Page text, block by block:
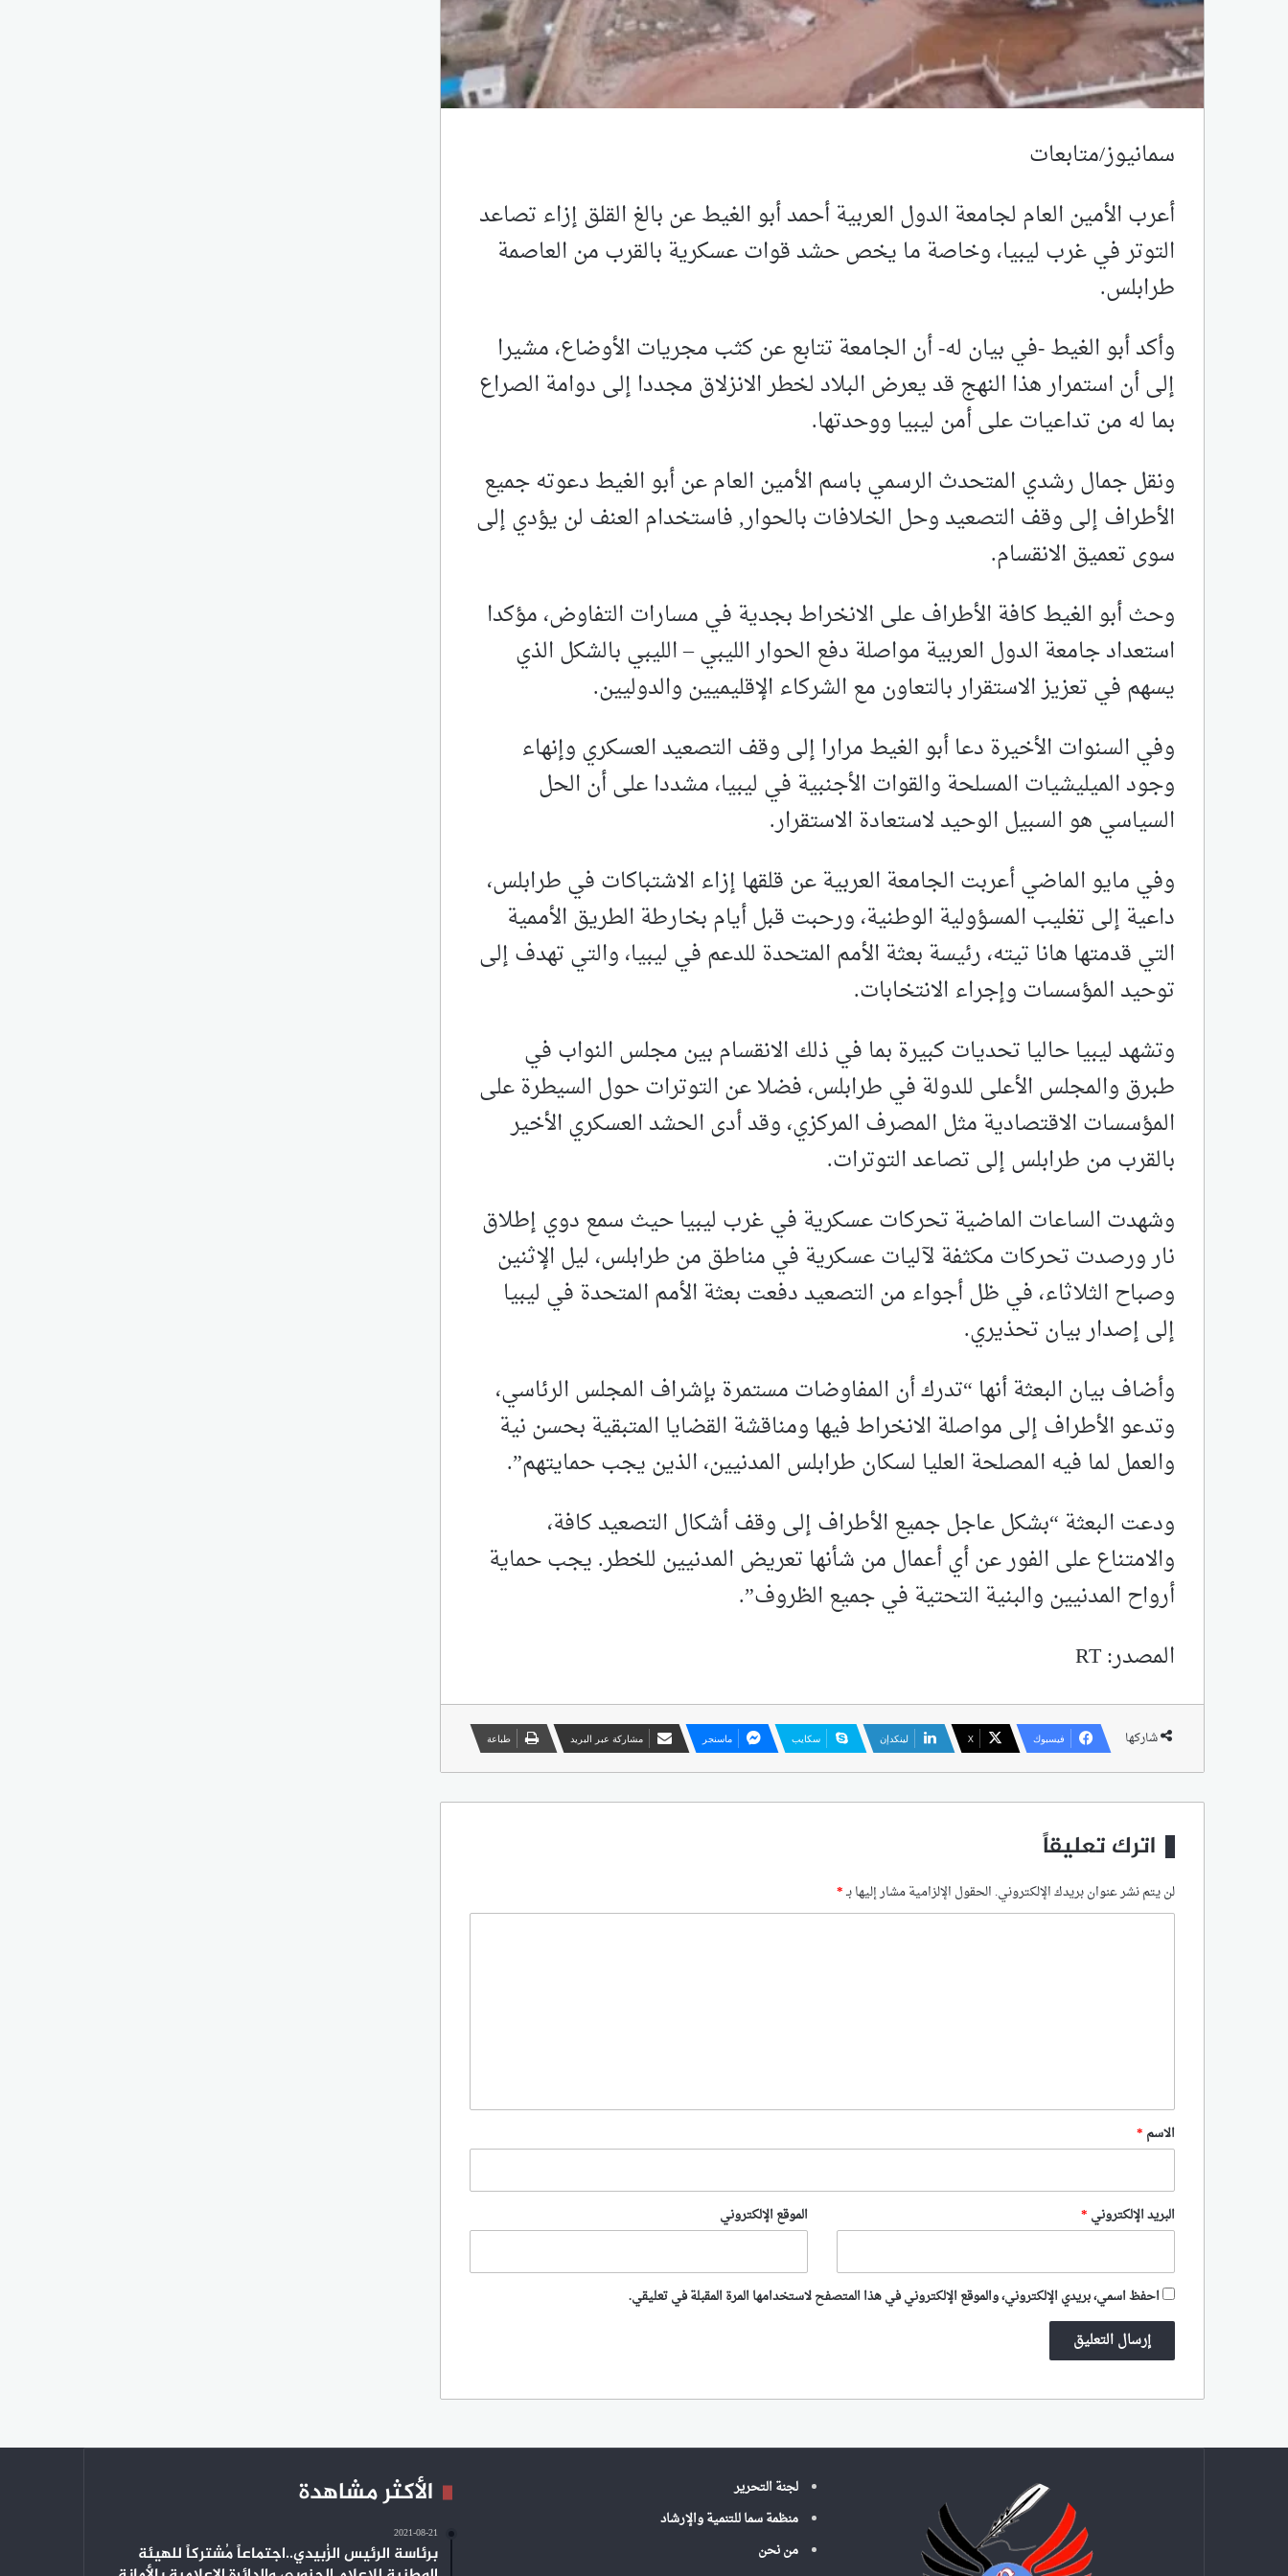
سمانيوز/متابعات
أعرب الأمين العام لجامعة الدول العربية أحمد أبو الغيط عن بالغ القلق إزاء تصاعد
التوتر في غرب ليبيا، وخاصة ما يخص حشد قوات عسكرية بالقرب من العاصمة
طرابلس.
وأكد أبو الغيط -في بيان له- أن الجامعة تتابع عن كثب مجريات الأوضاع، مشيرا
إلى أن استمرار هذا النهج قد يعرض البلاد لخطر الانزلاق مجددا إلى دوامة الصراع
بما له من تداعيات على أمن ليبيا ووحدتها.
ونقل جمال رشدي المتحدث الرسمي باسم الأمين العام عن أبو الغيط دعوته جميع
الأطراف إلى وقف التصعيد وحل الخلافات بالحوار, فاستخدام العنف لن يؤدي إلى
سوى تعميق الانقسام.
وحث أبو الغيط كافة الأطراف على الانخراط بجدية في مسارات التفاوض، مؤكدا
استعداد جامعة الدول العربية مواصلة دفع الحوار الليبي – الليبي بالشكل الذي
يسهم في تعزيز الاستقرار بالتعاون مع الشركاء الإقليميين والدوليين.
وفي السنوات الأخيرة دعا أبو الغيط مرارا إلى وقف التصعيد العسكري وإنهاء
وجود الميليشيات المسلحة والقوات الأجنبية في ليبيا، مشددا على أن الحل
السياسي هو السبيل الوحيد لاستعادة الاستقرار.
وفي مايو الماضي أعربت الجامعة العربية عن قلقها إزاء الاشتباكات في طرابلس،
داعية إلى تغليب المسؤولية الوطنية، ورحبت قبل أيام بخارطة الطريق الأممية
التي قدمتها هانا تيته، رئيسة بعثة الأمم المتحدة للدعم في ليبيا، والتي تهدف إلى
توحيد المؤسسات وإجراء الانتخابات.
وتشهد ليبيا حاليا تحديات كبيرة بما في ذلك الانقسام بين مجلس النواب في
طبرق والمجلس الأعلى للدولة في طرابلس، فضلا عن التوترات حول السيطرة على
المؤسسات الاقتصادية مثل المصرف المركزي، وقد أدى الحشد العسكري الأخير
بالقرب من طرابلس إلى تصاعد التوترات.
وشهدت الساعات الماضية تحركات عسكرية في غرب ليبيا حيث سمع دوي إطلاق
نار ورصدت تحركات مكثفة لآليات عسكرية في مناطق من طرابلس، ليل الإثنين
وصباح الثلاثاء، في ظل أجواء من التصعيد دفعت بعثة الأمم المتحدة في ليبيا
إلى إصدار بيان تحذيري.
وأضاف بيان البعثة أنها “تدرك أن المفاوضات مستمرة بإشراف المجلس الرئاسي،
وتدعو الأطراف إلى مواصلة الانخراط فيها ومناقشة القضايا المتبقية بحسن نية
والعمل لما فيه المصلحة العليا لسكان طرابلس المدنيين، الذين يجب حمايتهم”.
ودعت البعثة “بشكل عاجل جميع الأطراف إلى وقف أشكال التصعيد كافة،
والامتناع على الفور عن أي أعمال من شأنها تعريض المدنيين للخطر. يجب حماية
أرواح المدنيين والبنية التحتية في جميع الظروف”.
المصدر: RT
شاركها فيسبوك ‫X لينكدإن سكايب ماسنجر مشاركة عبر البريد طباعة
اترك تعليقاً
لن يتم نشر عنوان بريدك الإلكتروني. الحقول الإلزامية مشار إليها بـ*
*
الاسم *
البريد الإلكتروني * الموقع الإلكتروني
احفظ اسمي، بريدي الإلكتروني، والموقع الإلكتروني في هذا المتصفح لاستخدامها المرة المقبلة في تعليقي.
لجنة التحرير
منظمة سما للتنمية والإرشاد
من نحن
الأكثر مشاهدة
2021-08-21
برئاسة الرئيس الزُبيدي..اجتماعاً مُشتركاً للهيئة